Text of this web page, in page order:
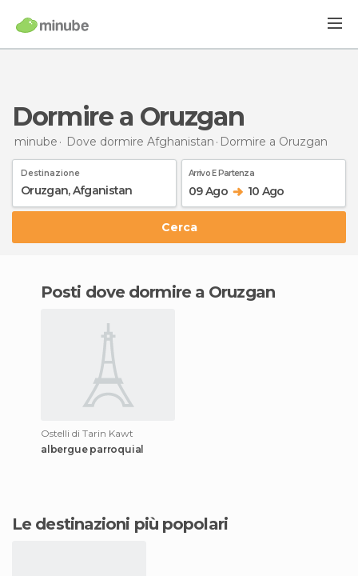
Dormire a Oruzgan
minube Dove dormire Afghanistan Dormire a Oruzgan
Destinazione Arrivo E Partenza
09 Ago 10 Ago
Cerca
Posti dove dormire a Oruzgan
Ostelli di Tarin Kawt
albergue parroquial
Le destinazioni più popolari